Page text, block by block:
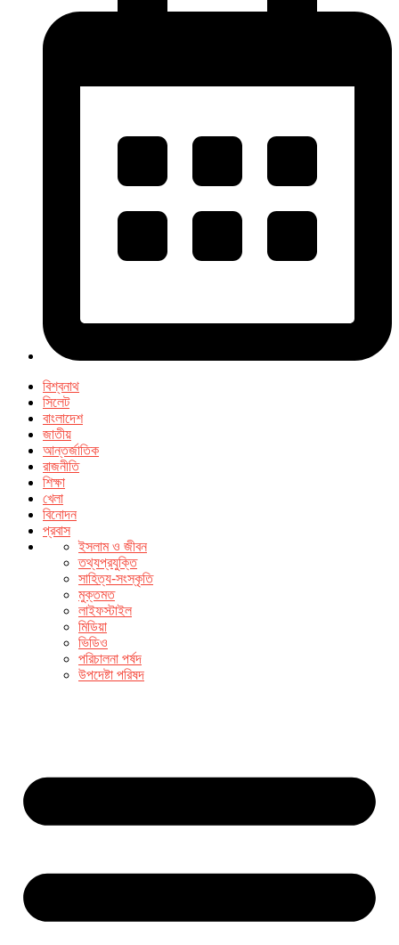
বিশ্বনাথ
সিলেট
বাংলাদেশ
জাতীয়
আন্তর্জাতিক
রাজনীতি
শিক্ষা
খেলা
বিনোদন
প্রবাস
ইসলাম ও জীবন
তথ্যপ্রযুক্তি
সাহিত্য-সংস্কৃতি
মুক্তমত
লাইফস্টাইল
মিডিয়া
ভিডিও
পরিচালনা পর্ষদ
উপদেষ্টা পরিষদ